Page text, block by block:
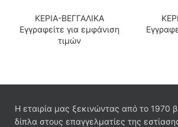
ΚΕΡΙΑ-ΒΕΓΓΑΛΙΚΑ
Εγγραφείτε για εμφάνιση
τιμών
Η εταιρία μας ξεκινώντας από το 1970
δίπλα στους επαγγελματίες της